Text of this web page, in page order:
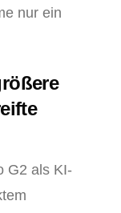
nur ein
G2 als KI-